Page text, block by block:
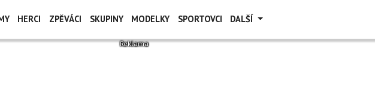
HERCI ZPĚVÁCI SKUPINY MODELKY SPORTOVCI DALŠÍ